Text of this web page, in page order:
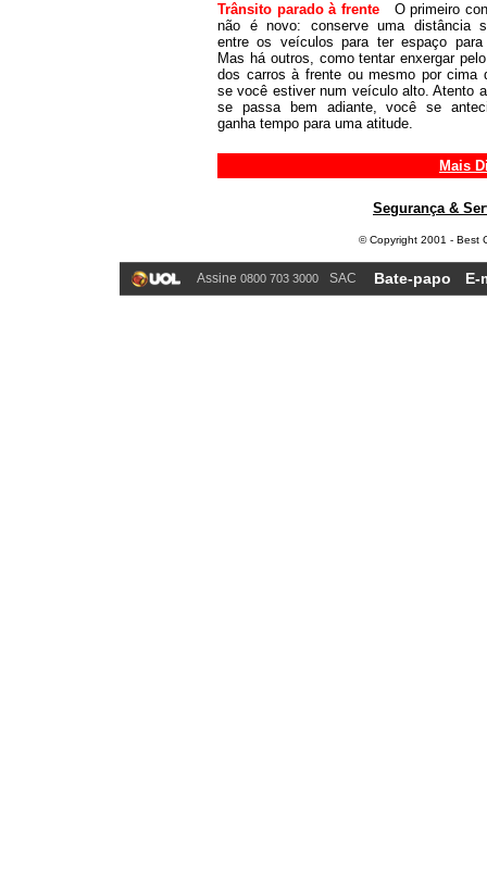
Trânsito parado à frente O primeiro
não é novo: conserve uma distância
entre os veículos para ter espaço para
Mas há outros, como tentar enxergar
dos carros à frente ou mesmo por cima
se você estiver num veículo alto.Atento
se passa bem adiante, você se
ganha tempo para uma atitude.
Mais
Segurança &
© Copyright 2001 - Best
Assine 0800 703 3000 SAC Bate-papo E-